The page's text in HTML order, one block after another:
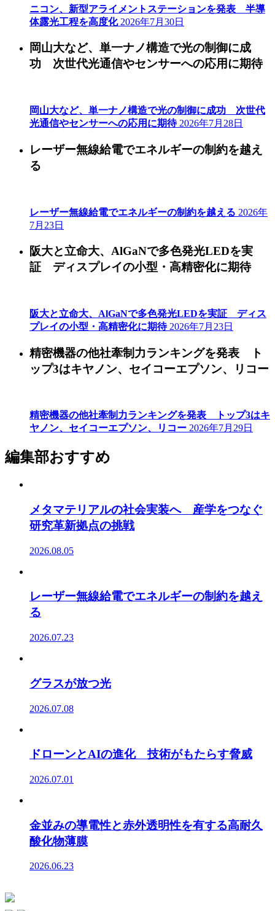
ニコン、新型アライメントステーションを発表 半導
体露光工程を高度化 2026年7月30日
岡山大など、単一ナノ構造で光の制御に成
功 次世代光通信やセンサーへの応用に期待
岡山大など、単一ナノ構造で光の制御に成功 次世代
光通信やセンサーへの応用に期待 2026年7月28日
レーザー無線給電でエネルギーの制約を越え
る
レーザー無線給電でエネルギーの制約を越える 2026年
7月23日
阪大と立命大、AlGaNで多色発光LEDを実
証 ディスプレイの小型・高精密化に期待
阪大と立命大、AlGaNで多色発光LEDを実証 ディス
プレイの小型・高精密化に期待 2026年7月23日
精密機器の他社牽制力ランキングを発表 ト
ップ3はキヤノン、セイコーエプソン、リコー
精密機器の他社牽制力ランキングを発表 トップ3はキ
ヤノン、セイコーエプソン、リコー 2026年7月29日
編集部おすすめ
メタマテリアルの社会実装へ 産学をつなぐ
研究革新拠点の挑戦
2026.08.05
レーザー無線給電でエネルギーの制約を越え
る
2026.07.23
グラスが放つ光
2026.07.08
ドローンとAIの進化 技術がもたらす脅威
2026.07.01
金並みの導電性と赤外透明性を有する高耐久
酸化物薄膜
2026.06.23